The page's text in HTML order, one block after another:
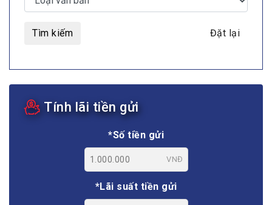
Tìm kiếm Đặt lại
Tính lãi tiền gửi
*Số tiền gửi
VNĐ
*Lãi suất tiền gửi